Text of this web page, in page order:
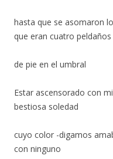
hasta que se asomaron
que eran cuatro peldaños
de pie en el umbral
Estar ascensorado con
bestiosa soledad
cuyo color -digamos
con ninguno